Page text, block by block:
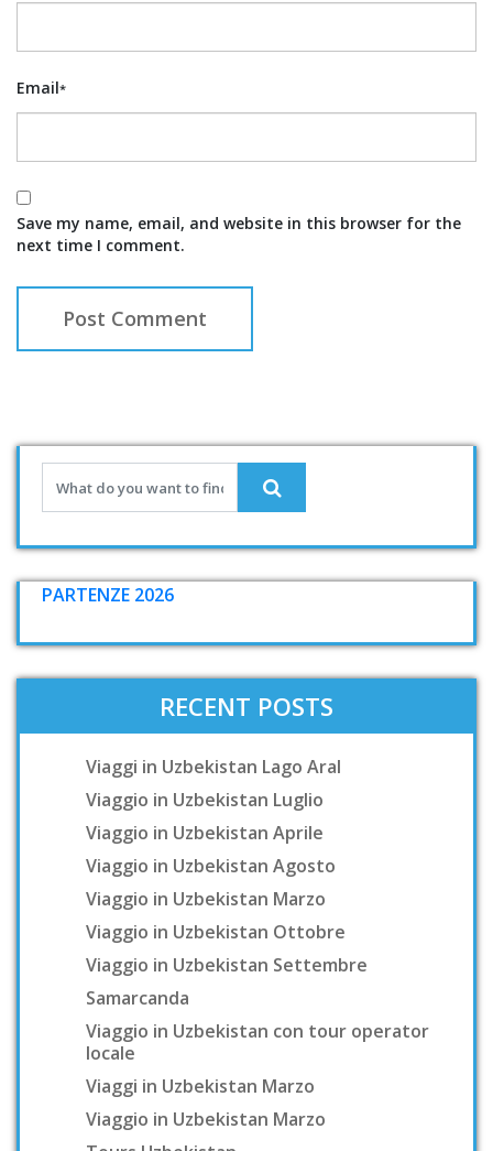
Email*
Save my name, email, and website in this browser for the
next time I comment.
PARTENZE 2026
RECENT POSTS
Viaggi in Uzbekistan Lago Aral
Viaggio in Uzbekistan Luglio
Viaggio in Uzbekistan Aprile
Viaggio in Uzbekistan Agosto
Viaggio in Uzbekistan Marzo
Viaggio in Uzbekistan Ottobre
Viaggio in Uzbekistan Settembre
Samarcanda
Viaggio in Uzbekistan con tour operator
locale
Viaggi in Uzbekistan Marzo
Viaggio in Uzbekistan Marzo